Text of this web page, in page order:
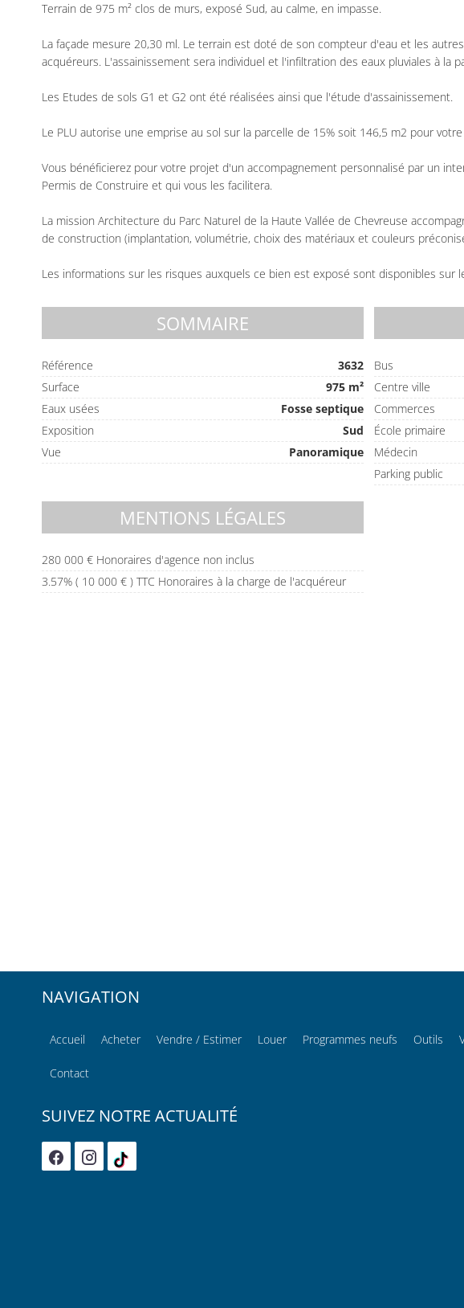
Terrain de 975 m² clos de murs, exposé Sud, au calme, en impasse.
La façade mesure 20,30 ml. Le terrain est doté de son compteur d'eau et les
acquéreurs. L'assainissement sera individuel et l'infiltration des eaux pluviales à la
Les Etudes de sols G1 et G2 ont été réalisées ainsi que l'étude d'assainissement.
Le PLU autorise une emprise au sol sur la parcelle de 15% soit 146,5 m2 pour
Vous bénéficierez pour votre projet d'un accompagnement personnalisé par un
Permis de Construire et qui vous les facilitera.
La mission Architecture du Parc Naturel de la Haute Vallée de Chevreuse
de construction (implantation, volumétrie, choix des matériaux et couleurs
Les informations sur les risques auxquels ce bien est exposé sont disponibles sur
SOMMAIRE
Référence
3632
Surface
975 m²
Eaux usées
Fosse septique
Exposition
Sud
Vue
Panoramique
Bus
Centre ville
Commerces
École primaire
Médecin
Parking public
MENTIONS LÉGALES
280 000 € Honoraires d'agence non inclus
3.57% ( 10 000 € ) TTC Honoraires à la charge de l'acquéreur
NAVIGATION
Accueil Acheter Vendre / Estimer Louer Programmes neufs Outils
Contact
SUIVEZ NOTRE ACTUALITÉ